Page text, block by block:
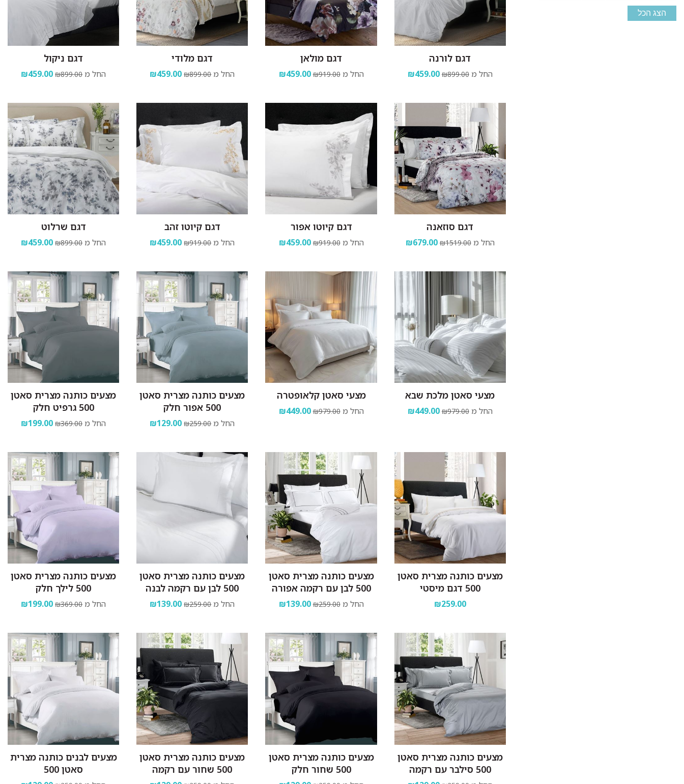
דגם לורנה
החל מ ₪899.00
₪459.00
דגם מולאן
החל מ ₪919.00
₪459.00
דגם מלודי
החל מ ₪899.00
₪459.00
דגם ניקול
החל מ ₪899.00
₪459.00
דגם סוזאנה
החל מ ₪1519.00
₪679.00
דגם קיוטו אפור
החל מ ₪919.00
₪459.00
דגם קיוטו זהב
החל מ ₪919.00
₪459.00
דגם שרלוט
החל מ ₪899.00
₪459.00
מצעי סאטן מלכת שבא
החל מ ₪979.00
₪449.00
מצעי סאטן קלאופטרה
החל מ ₪979.00
₪449.00
מצעים כותנה מצרית סאטן
500 אפור חלק
החל מ ₪259.00
₪129.00
מצעים כותנה מצרית סאטן
500 גרפיט חלק
החל מ ₪369.00
₪199.00
מצעים כותנה מצרית סאטן
500 דגם מיסטי
₪259.00
מצעים כותנה מצרית סאטן
500 לבן עם רקמה אפורה
החל מ ₪259.00
₪139.00
מצעים כותנה מצרית סאטן
500 לבן עם רקמה לבנה
החל מ ₪259.00
₪139.00
מצעים כותנה מצרית סאטן
500 לילך חלק
החל מ ₪369.00
₪199.00
מצעים כותנה מצרית סאטן
500 סילבר עם רקמה
מצעים כותנה מצרית סאטן
500 שחור חלק
מצעים כותנה מצרית סאטן
500 שחור עם רקמה
מצעים לבנים כותנה מצרית
סאטן 500
הצג הכל